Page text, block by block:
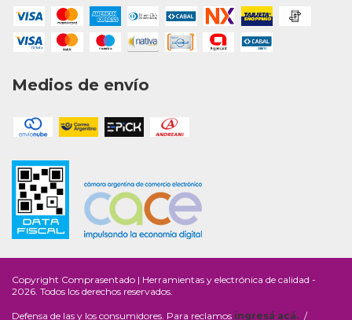
Medios de envío
Copyright Comprasentado | Herramientas y electrónica de calidad -
2026. Todos los derechos reservados.
Defensa de las y los consumidores. Para reclamos ingresá acá. /